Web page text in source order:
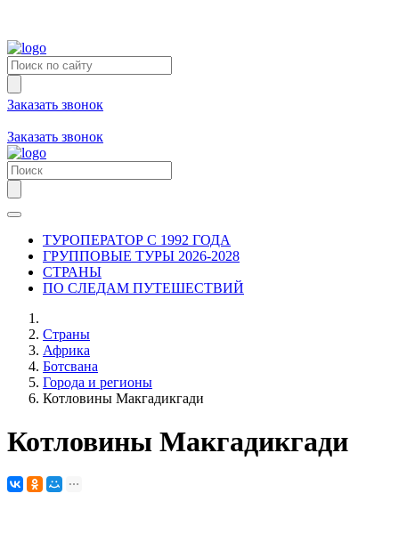
Заказать звонок
Заказать звонок
ТУРОПЕРАТОР С 1992 ГОДА
ГРУППОВЫЕ ТУРЫ 2026-2028
СТРАНЫ
ПО СЛЕДАМ ПУТЕШЕСТВИЙ
Страны
Африка
Ботсвана
Города и регионы
Котловины Макгадикгади
Котловины Макгадикгади